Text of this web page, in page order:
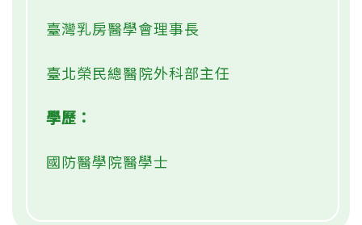
臺灣乳房醫學會理事長
臺北榮民總醫院外科部主任
學歷：
國防醫學院醫學士